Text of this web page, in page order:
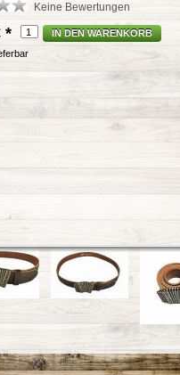
Keine Bewertungen
*
IN DEN WARENKORB